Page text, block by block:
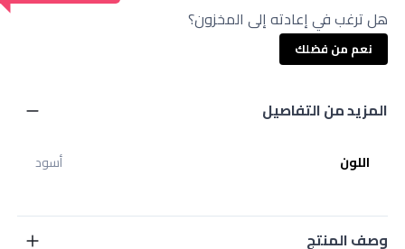
هل ترغب في إعادته إلى المخزون؟
نعم من فضلك
المزيد من التفاصيل
اللون أسود
وصف المنتج